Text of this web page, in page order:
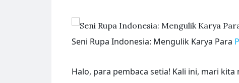
Seni Rupa Indonesia: Mengulik Karya Para
Halo, para pembaca setia! Kali ini, mari